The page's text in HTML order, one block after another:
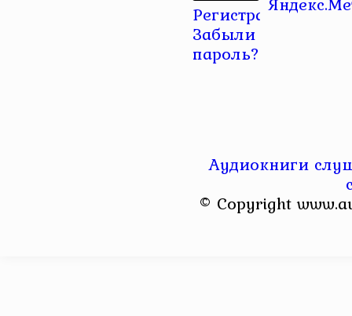
Регистрация |
Забыли
пароль?
Аудиокниги
© Copyright